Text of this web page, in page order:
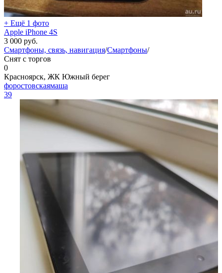
+ Ещё 1 фото
Apple iPhone 4S
3 000 руб.
Смартфоны, связь, навигация/Смартфоны/
Снят с торгов
0
Красноярск, ЖК Южный берег
форостовскаямаша
39